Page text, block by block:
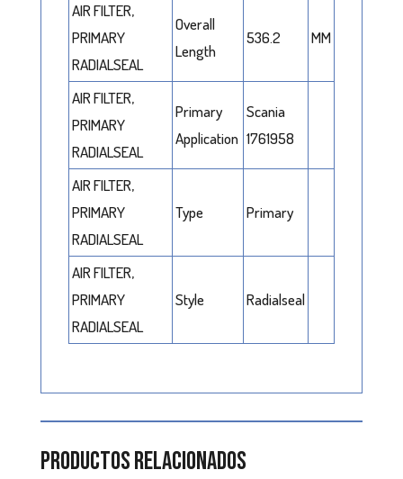
AIR FILTER,
PRIMARY
RADIALSEAL
Overall
Length
536.2 MM
AIR FILTER,
PRIMARY
RADIALSEAL
Primary
Application
Scania
1761958
AIR FILTER,
PRIMARY
RADIALSEAL
Type Primary
AIR FILTER,
PRIMARY
RADIALSEAL
Style Radialseal
Productos relacionados